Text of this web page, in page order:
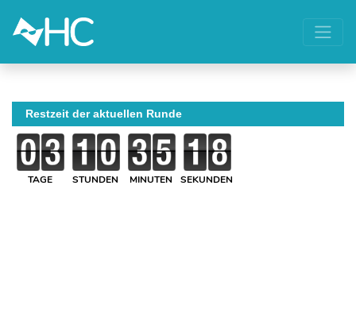
Restzeit der aktuellen Runde
TAGE STUNDEN MINUTEN SEKUNDEN